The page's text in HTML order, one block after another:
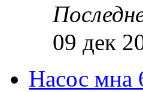
09 дек
Насос мна